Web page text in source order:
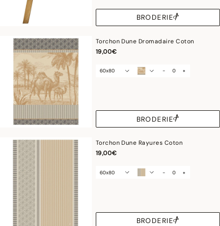
BRODERIE
Torchon Dune Dromadaire Coton
19,00€
60x80 - +
BRODERIE
Torchon Dune Rayures Coton
19,00€
60x80 - +
BRODERIE